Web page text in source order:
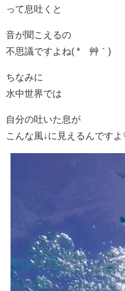
って息吐くと
音が聞こえるの
不思議ですよね( *´艸｀)
ちなみに
水中世界では
自分の吐いた息が
こんな風↓に見えるんです